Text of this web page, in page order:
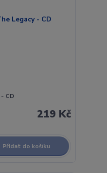
CD
219 Kč
Přidat do košíku